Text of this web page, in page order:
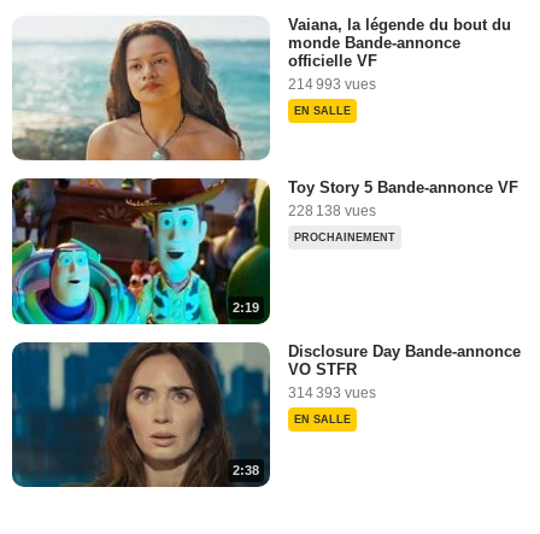
Vaiana, la légende du bout du
monde Bande-annonce
officielle VF
214 993 vues
EN SALLE
2:19
Toy Story 5 Bande-annonce VF
228 138 vues
PROCHAINEMENT
2:38
Disclosure Day Bande-annonce
VO STFR
314 393 vues
EN SALLE